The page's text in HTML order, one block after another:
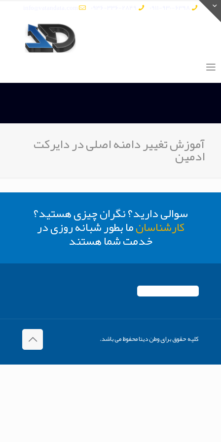
آموزش تغییر دامنه اصلی در دایرکت
ادمین
سوالی دارید؟ نگران چیزی هستید؟
کارشناسانما بطور شبانه روزی در
خدمت شما هستند
کلیه حقوق برای وطن دیتا محفوظ می باشد.